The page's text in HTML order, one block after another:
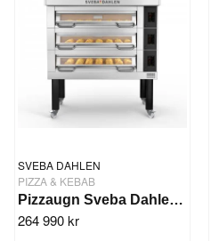
SVEBA DAHLEN
PIZZA & KEBAB
Pizzaugn Sveba Dahlen DC-33P, 3-däck
264 990 kr